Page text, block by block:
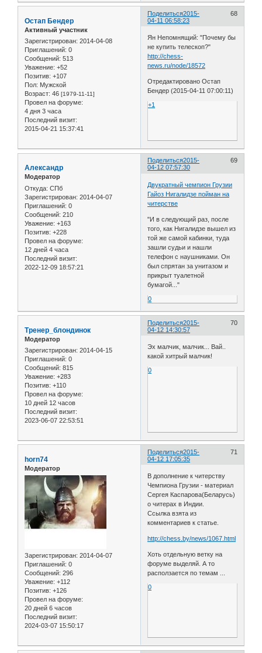
Поделиться 68
2015-
04-11 06:58:23
Остап Бендер
Активный участник
Зарегистрирован: 2014-04-08
Приглашений: 0
Сообщений: 513
Уважение: +52
Позитив: +107
Пол: Мужской
Возраст: 46 [1979-11-11]
Провел на форуме:
4 дня 3 часа
Последний визит:
2015-04-21 15:37:41
Ян Непомнящий: "Почему бы
не купить телескоп?"
http://chess-
news.ru/node/18572
Отредактировано Остап
Бендер (2015-04-11 07:00:11)
+1
Поделиться 69
2015-
04-12 07:57:30
Александр
Модератор
Откуда: СПб
Зарегистрирован: 2014-04-07
Приглашений: 0
Сообщений: 210
Уважение: +163
Позитив: +228
Провел на форуме:
12 дней 4 часа
Последний визит:
2022-12-09 18:57:21
Двукратный чемпион Грузии
Гайоз Нигалидзе пойман на
читерстве
"И в следующий раз, после
того, как Нигалидзе вышел из
той же самой кабинки, туда
зашли судьи и нашли
телефон с наушниками. Он
был спрятан за унитазом и
прикрыт туалетной
бумагой..."
0
Поделиться 70
2015-
04-12 14:30:57
Тренер_блондинок
Модератор
Зарегистрирован: 2014-04-15
Приглашений: 0
Сообщений: 815
Уважение: +283
Позитив: +110
Провел на форуме:
10 дней 12 часов
Последний визит:
2023-06-07 22:53:51
Эх малчик, малчик... Вай..
какой хитрый малчик!
0
Поделиться 71
2015-
04-12 17:05:35
horn74
Модератор
Зарегистрирован: 2014-04-07
Приглашений: 0
Сообщений: 296
Уважение: +112
Позитив: +126
Провел на форуме:
20 дней 6 часов
Последний визит:
2024-03-07 15:50:17
В дополнение к читерству
Чемпиона Грузии - материал
Сергея Каспарова(Беларусь)
о читерах в Индии.
Ссылка взята из
комментариев к статье.
http://chess.by/news/1067.html
Хоть отдельную ветку на
форуме выделяй. А то
расползается по темам ...
0